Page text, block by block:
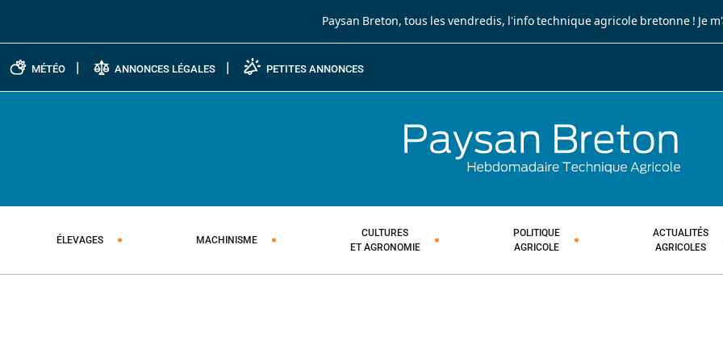
Paysan Breton, tous les vendredis, l'info technique agricole bretonne ! Je
MÉTÉO ANNONCES LÉGALES PETITES ANNONCES
ÉLEVAGES MACHINISME
CULTURES
ET AGRONOMIE
POLITIQUE
AGRICOLE
ACTUALITÉS
AGRICOLES